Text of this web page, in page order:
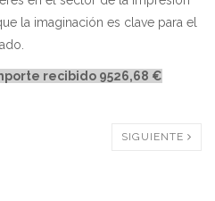
la imaginación es clave para el
recibido 9526,68 €
SIGUIENTE